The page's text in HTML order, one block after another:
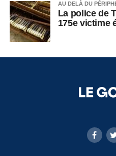
AU DELÀ DU
La police de
175e victime